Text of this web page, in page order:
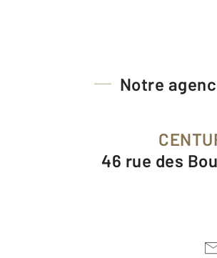
Notre
46 rue des Bouchers Résidence des Galeries